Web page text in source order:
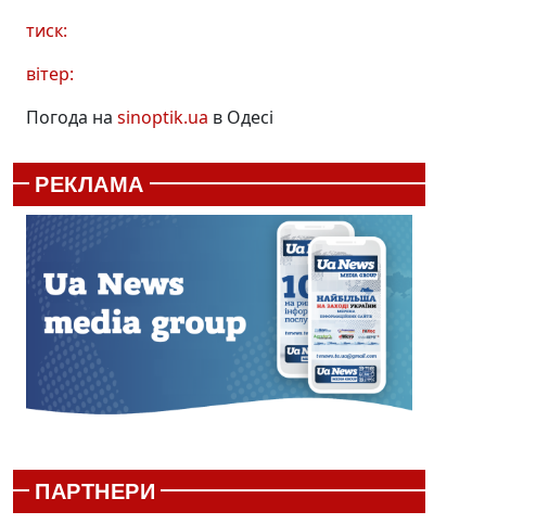
тиск:
вітер:
Погода на sinoptik.ua в Одесі
РЕКЛАМА
ПАРТНЕРИ